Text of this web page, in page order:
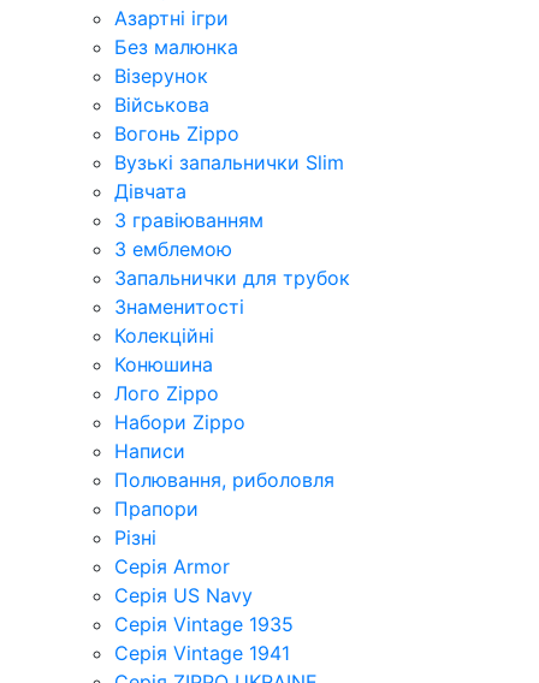
Азартні ігри
Без малюнка
Візерунок
Військова
Вогонь Zippo
Вузькі запальнички Slim
Дівчата
З гравіюванням
З емблемою
Запальнички для трубок
Знаменитості
Колекційні
Конюшина
Лого Zippo
Набори Zippo
Написи
Полювання, риболовля
Прапори
Різні
Серія Armor
Серія US Navy
Серія Vintage 1935
Серія Vintage 1941